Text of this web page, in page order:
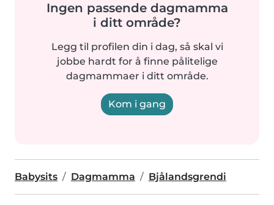
Ingen passende dagmamma
i ditt område?
Legg til profilen din i dag, så skal vi
jobbe hardt for å finne pålitelige
dagmammaer i ditt område.
Kom i gang
Babysits Dagmamma Bjålandsgrendi